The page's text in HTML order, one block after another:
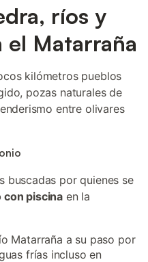
ríos y
el Matarraña
kilómetros pueblos
pozas naturales de
entre olivares
buscadas por quienes se
con piscina en la
Matarraña a su paso por
frías incluso en